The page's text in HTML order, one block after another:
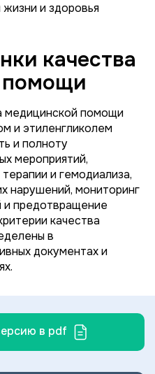
и здоровья
качества
помощи
медицинской помощи
и этиленгликолем
и полноту
мероприятий,
и гемодиализа,
нарушений, мониторинг
предотвращение
качества
в
документах и
в pdf